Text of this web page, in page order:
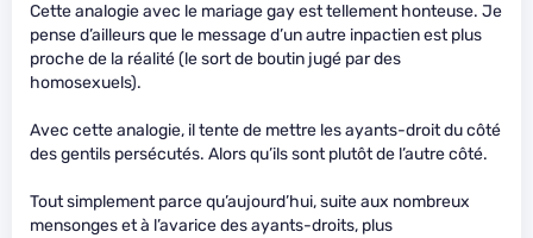
Cette analogie avec le mariage gay est tellement honteuse. Je
pense d’ailleurs que le message d’un autre inpactien est plus
proche de la réalité (le sort de boutin jugé par des
homosexuels).
Avec cette analogie, il tente de mettre les ayants-droit du côté
des gentils persécutés. Alors qu’ils sont plutôt de l’autre côté.
Tout simplement parce qu’aujourd’hui, suite aux nombreux
mensonges et à l’avarice des ayants-droits, plus